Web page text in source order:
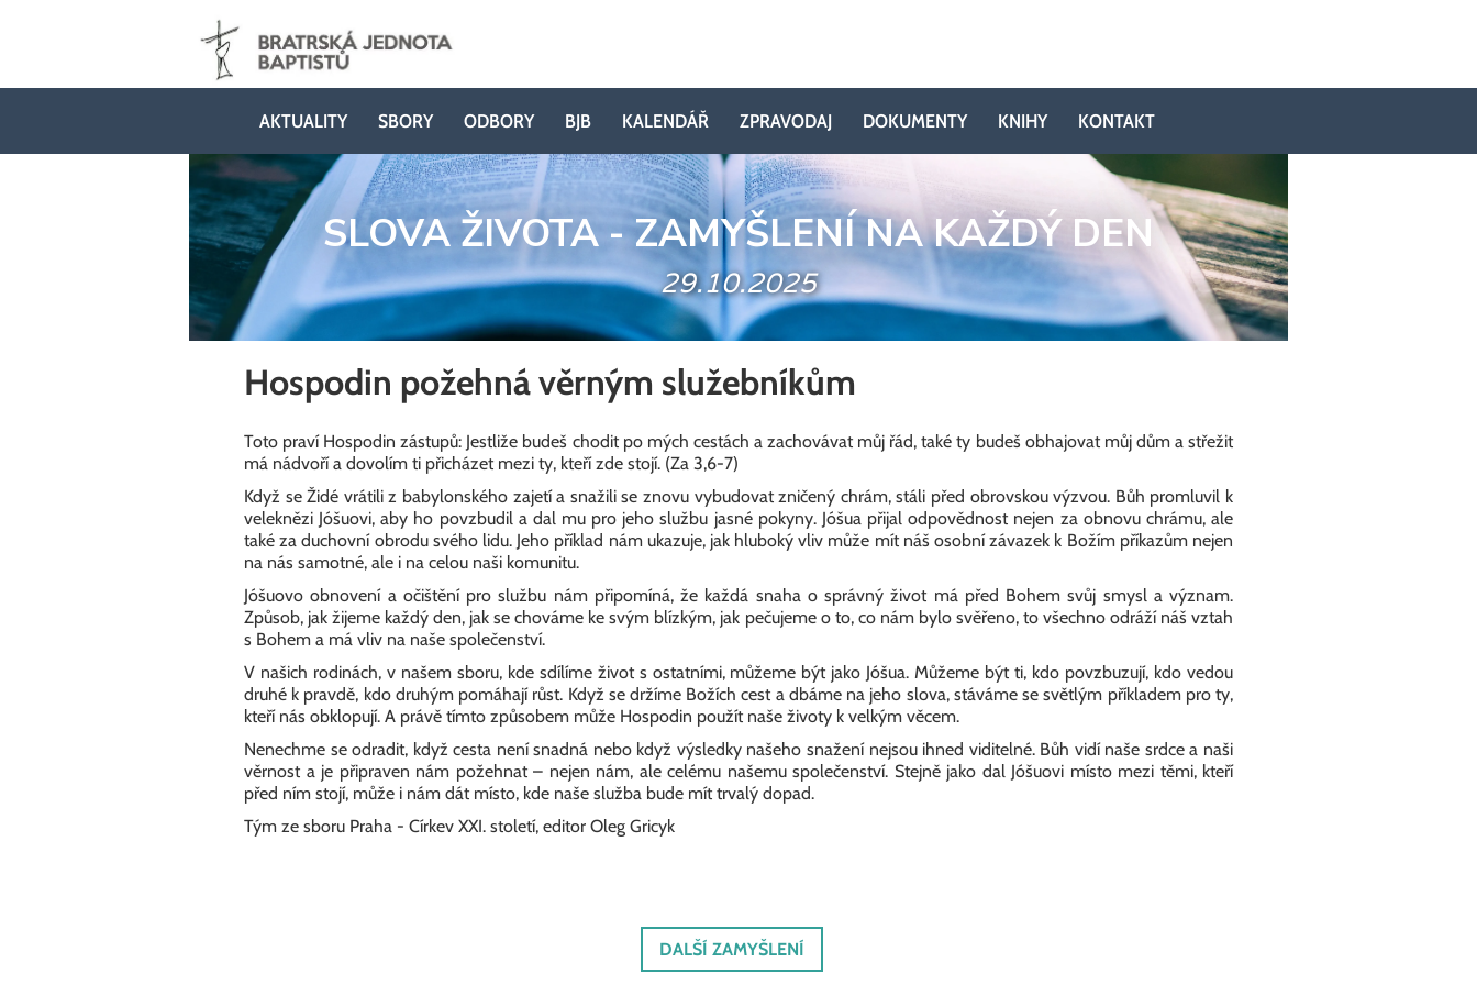
AKTUALITY SBORY ODBORY BJB KALENDÁŘ ZPRAVODAJ DOKUMENTY KNIHY KONTAKT
SLOVA ŽIVOTA - ZAMYŠLENÍ NA KAŽDÝ DEN
29.10.2025
Hospodin požehná věrným služebníkům
Toto praví Hospodin zástupů: Jestliže budeš chodit po mých cestách a zachovávat můj řád, také ty budeš obhajovat můj dům a střežit
má nádvoří a dovolím ti přicházet mezi ty, kteří zde stojí. (Za 3,6-7)
Když se Židé vrátili z babylonského zajetí a snažili se znovu vybudovat zničený chrám, stáli před obrovskou výzvou. Bůh promluvil k
veleknězi Jóšuovi, aby ho povzbudil a dal mu pro jeho službu jasné pokyny. Jóšua přijal odpovědnost nejen za obnovu chrámu, ale
také za duchovní obrodu svého lidu. Jeho příklad nám ukazuje, jak hluboký vliv může mít náš osobní závazek k Božím příkazům nejen
na nás samotné, ale i na celou naši komunitu.
Jóšuovo obnovení a očištění pro službu nám připomíná, že každá snaha o správný život má před Bohem svůj smysl a význam.
Způsob, jak žijeme každý den, jak se chováme ke svým blízkým, jak pečujeme o to, co nám bylo svěřeno, to všechno odráží náš vztah
s Bohem a má vliv na naše společenství.
V našich rodinách, v našem sboru, kde sdílíme život s ostatními, můžeme být jako Jóšua. Můžeme být ti, kdo povzbuzují, kdo vedou
druhé k pravdě, kdo druhým pomáhají růst. Když se držíme Božích cest a dbáme na jeho slova, stáváme se světlým příkladem pro ty,
kteří nás obklopují. A právě tímto způsobem může Hospodin použít naše životy k velkým věcem.
Nenechme se odradit, když cesta není snadná nebo když výsledky našeho snažení nejsou ihned viditelné. Bůh vidí naše srdce a naši
věrnost a je připraven nám požehnat – nejen nám, ale celému našemu společenství. Stejně jako dal Jóšuovi místo mezi těmi, kteří
před ním stojí, může i nám dát místo, kde naše služba bude mít trvalý dopad.
Tým ze sboru Praha - Církev XXI. století, editor Oleg Gricyk
DALŠÍ ZAMYŠLENÍ